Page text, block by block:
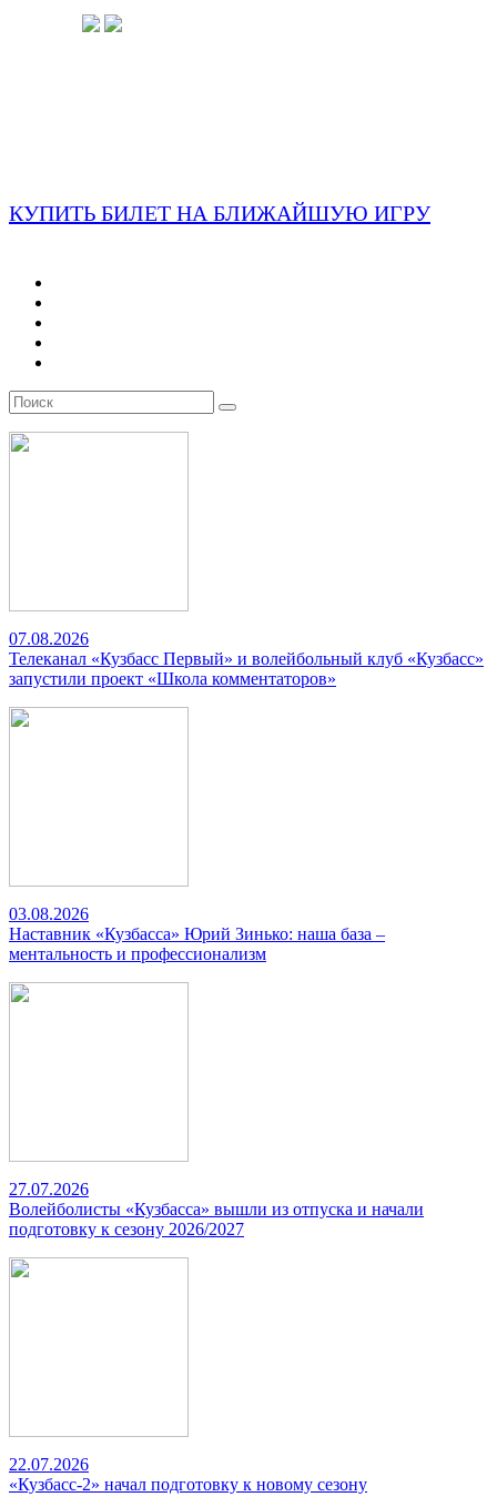
КУПИТЬ БИЛЕТ НА БЛИЖАЙШУЮ ИГРУ
07.08.2026
Телеканал «Кузбасс Первый» и волейбольный клуб «Кузбасс»
запустили проект «Школа комментаторов»
03.08.2026
Наставник «Кузбасса» Юрий Зинько: наша база –
ментальность и профессионализм
27.07.2026
Волейболисты «Кузбасса» вышли из отпуска и начали
подготовку к сезону 2026/2027
22.07.2026
«Кузбасс-2» начал подготовку к новому сезону